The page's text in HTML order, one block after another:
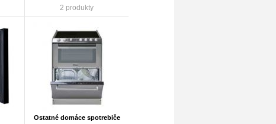
2 produkty
Ostatné domáce spotrebiče